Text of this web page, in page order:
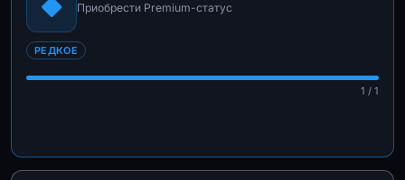
Приобрести Premium-статус
РЕДКОЕ
1 / 1